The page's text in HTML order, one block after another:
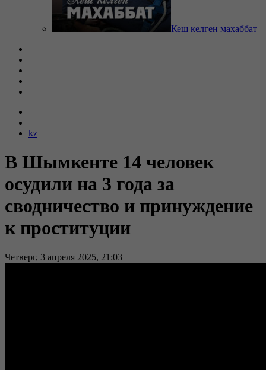
Кеш келген махаббат
kz
В Шымкенте 14 человек
осудили на 3 года за
сводничество и принуждение
к проституции
Четверг, 3 апреля 2025, 21:03